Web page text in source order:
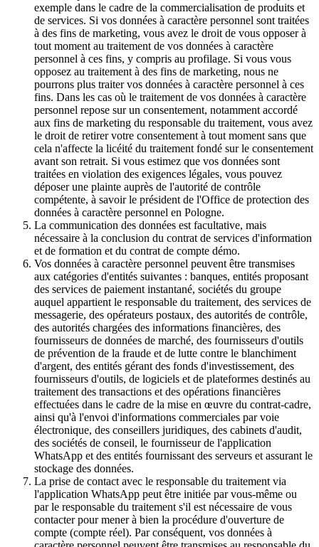
exemple dans le cadre de la commercialisation de produits et
de services. Si vos données à caractère personnel sont traitées
à des fins de marketing, vous avez le droit de vous opposer à
tout moment au traitement de vos données à caractère
personnel à ces fins, y compris au profilage. Si vous vous
opposez au traitement à des fins de marketing, nous ne
pourrons plus traiter vos données à caractère personnel à ces
fins. Dans les cas où le traitement de vos données à caractère
personnel repose sur un consentement, notamment accordé
aux fins de marketing du responsable du traitement, vous avez
le droit de retirer votre consentement à tout moment sans que
cela n'affecte la licéité du traitement fondé sur le consentement
avant son retrait. Si vous estimez que vos données sont
traitées en violation des exigences légales, vous pouvez
déposer une plainte auprès de l'autorité de contrôle
compétente, à savoir le président de l'Office de protection des
données à caractère personnel en Pologne.
La communication des données est facultative, mais
nécessaire à la conclusion du contrat de services d'information
et de formation et du contrat de compte démo.
Vos données à caractère personnel peuvent être transmises
aux catégories d'entités suivantes : banques, entités proposant
des services de paiement instantané, sociétés du groupe
auquel appartient le responsable du traitement, des services de
messagerie, des opérateurs postaux, des autorités de contrôle,
des autorités chargées des informations financières, des
fournisseurs de données de marché, des fournisseurs d'outils
de prévention de la fraude et de lutte contre le blanchiment
d'argent, des entités gérant des fonds d'investissement, des
fournisseurs d'outils, de logiciels et de plateformes destinés au
traitement des transactions et des opérations financières
effectuées dans le cadre de la mise en œuvre du contrat-cadre,
ainsi qu'à l'envoi d'informations commerciales par voie
électronique, des conseillers juridiques, des cabinets d'audit,
des sociétés de conseil, le fournisseur de l'application
WhatsApp et des entités fournissant des serveurs et assurant le
stockage des données.
La prise de contact avec le responsable du traitement via
l'application WhatsApp peut être initiée par vous-même ou
par le responsable du traitement s'il est nécessaire de vous
contacter pour mener à bien la procédure d'ouverture de
compte (compte réel). Par conséquent, vos données à